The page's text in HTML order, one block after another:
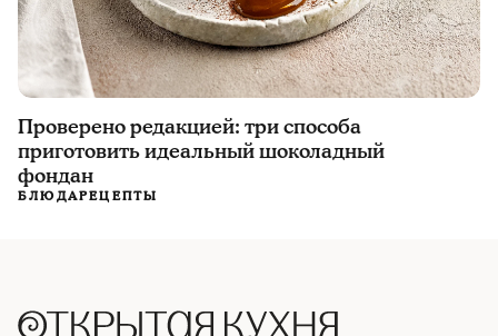
Проверено редакцией: три способа
приготовить идеальный шоколадный
фондан
БЛЮДАРЕЦЕПТЫ